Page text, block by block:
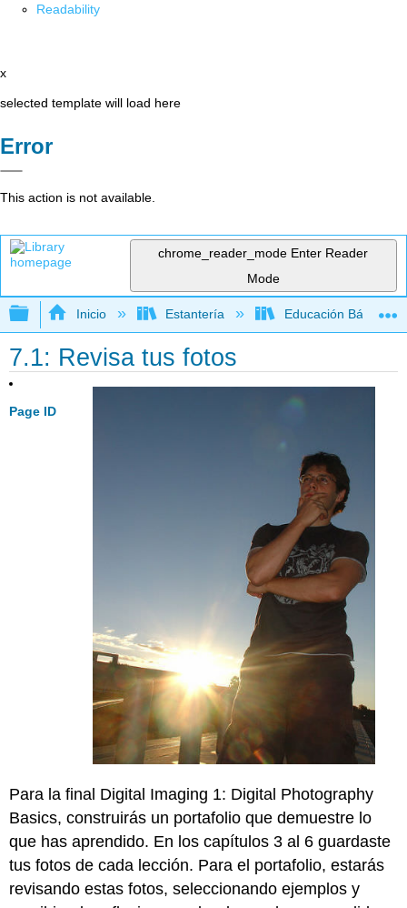
Readability
x
selected template will load here
Error
This action is not available.
chrome_reader_mode Enter Reader
Mode
Expandir/contraer jerarquía global
Inicio Estantería Educación Básica
7.1: Revisa tus fotos
Page ID
Para la final Digital Imaging 1: Digital Photography
Basics, construirás un portafolio que demuestre lo
que has aprendido. En los capítulos 3 al 6 guardaste
tus fotos de cada lección. Para el portafolio, estarás
revisando estas fotos, seleccionando ejemplos y